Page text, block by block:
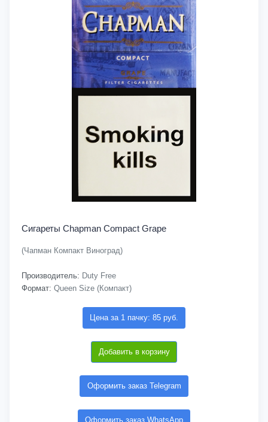
Сигареты Chapman Compact Grape
(Чапман Компакт Виноград)
Производитель: Duty Free
Формат: Queen Size (Компакт)
Цена за 1 пачку: 85 руб.
Добавить в корзину
Оформить заказ Telegram
Оформить заказ WhatsApp